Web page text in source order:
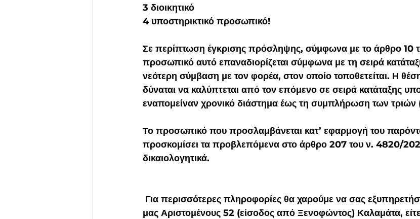
3 διοικητικό
4 υποστηρικτικό προσωπικό!
Σε περίπτωση έγκρισης πρόσληψης, σύμφωνα με το άρθρο 10
προσωπικό αυτό επαναδιορίζεται σύμφωνα με τη σειρά
νεότερη σύμβαση με τον φορέα, στον οποίο τοποθετείται. Η
δύναται να καλύπτεται από τον επόμενο σε σειρά κατάταξης
εναπομείναν χρονικό διάστημα έως τη συμπλήρωση των
Το προσωπικό που προσλαμβάνεται κατ’ εφαρμογή του
προσκομίσει τα προβλεπόμενα στο άρθρο 207 του ν. 4820/
δικαιολογητικά.
μας Αριστομένους 52 (είσοδος από Ξενοφώντος) Καλαμάτα,